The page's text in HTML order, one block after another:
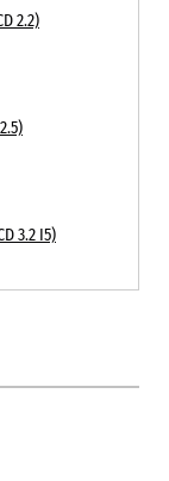
2.2)
3.2 I5)